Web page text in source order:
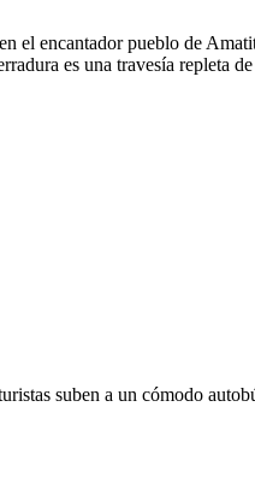
el encantador pueblo de
es una travesía repleta
suben a un cómodo